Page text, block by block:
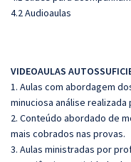
4.2 Audioaulas
VIDEOAULAS
1. Aulas com abordagem
minuciosa análise
2. Conteúdo abordado de
mais cobrados nas provas.
3. Aulas ministradas por